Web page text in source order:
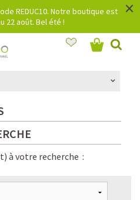
REDUC10. Notre boutique est
22 août. Bel été !
×
à votre recherche :